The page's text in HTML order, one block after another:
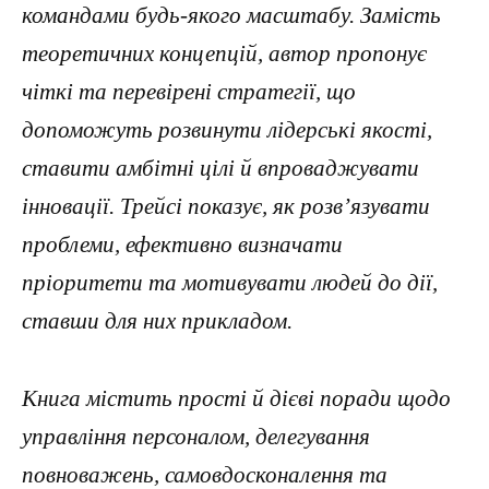
командами будь-якого масштабу. Замість
теоретичних концепцій, автор пропонує
чіткі та перевірені стратегії, що
допоможуть розвинути лідерські якості,
ставити амбітні цілі й впроваджувати
інновації. Трейсі показує, як розв’язувати
проблеми, ефективно визначати
пріоритети та мотивувати людей до дії,
ставши для них прикладом.
Книга містить прості й дієві поради щодо
управління персоналом, делегування
повноважень, самовдосконалення та